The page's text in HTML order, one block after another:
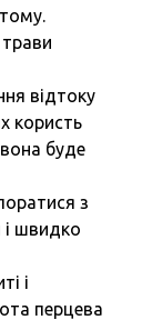
відтоку
користь
буде
з
швидко
і
перцева